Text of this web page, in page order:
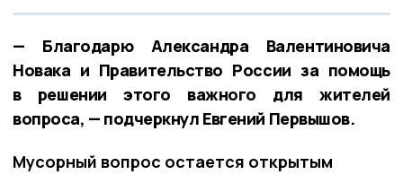
— Благодарю Александра Валентиновича
Новака и Правительство России за помощь
в решении этого важного для жителей
вопроса, — подчеркнул Евгений Первышов.
Мусорный вопрос остается открытым